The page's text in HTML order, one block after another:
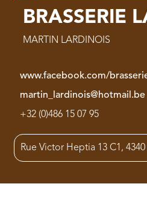
BRASSERIE
MARTIN LARDINOIS
www.facebook.com/
martin_lardinois@hotmail.be
+32 (0)486 15 07 95
Rue Victor Heptia 13 C1, 4340